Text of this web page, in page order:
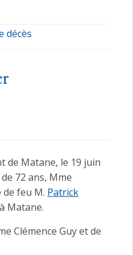
décès
de Matane, le 19 juin
72 ans, Mme
feu M. Patrick
Matane.
Clémence Guy et de